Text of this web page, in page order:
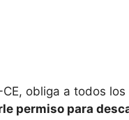
CE, obliga a todos
permiso para